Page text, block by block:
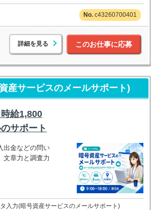
c43260700401
詳細を見る このお仕事に応募
産サービスのメールサポート)
給1,800
サポート
出金などの問い
文章力と調査力
入力(暗号資産サービスのメールサポート)